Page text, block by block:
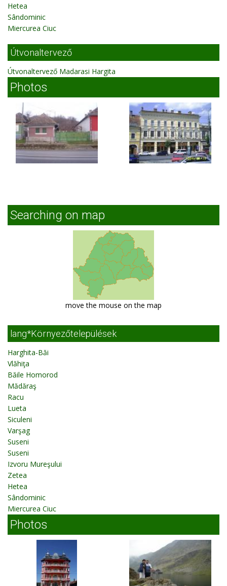
Hetea
Sândominic
Miercurea Ciuc
Útvonaltervező
Útvonaltervező Madarasi Hargita
Photos
Searching on map
move the mouse on the map
lang*Környezőtelepülések
Harghita-Băi
Vlăhiţa
Băile Homorod
Mădăraş
Racu
Lueta
Siculeni
Varşag
Suseni
Suseni
Izvoru Mureşului
Zetea
Hetea
Sândominic
Miercurea Ciuc
Photos